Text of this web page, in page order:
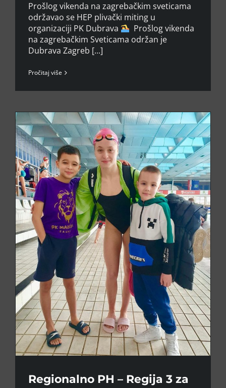
Prošlog vikenda na zagrebačkim sveticama
održavao se HEP plivački miting u
organizaciji PK Dubrava
⁣ ⁣ Prošlog vikenda
na zagrebačkim Sveticama održan je
Dubrava Zagreb [...]
Pročitaj više
Regionalno PH – Regija 3 za